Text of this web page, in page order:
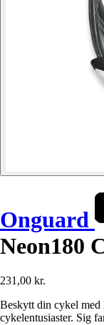
Onguard
Neon180
231,00 kr.
Beskytt din cykel med
cykelentusiaster. Sig